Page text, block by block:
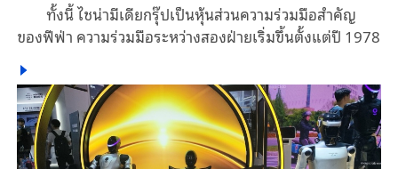
ทั้งนี้ ไชน่ามีเดียกรุ๊ปเป็นหุ้นส่วนความร่วมมือสำคัญ
ของฟีฟ่า ความร่วมมือระหว่างสองฝ่ายเริ่มขึ้นตั้งแต่ปี 1978